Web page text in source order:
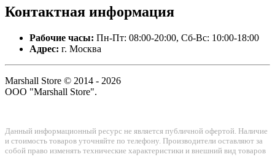
Контактная информация
Рабочие часы: Пн-Пт: 08:00-20:00, Сб-Вс: 10:00-18:00
Адрес: г. Москва
Marshall Store © 2014 - 2026
ООО "Marshall Store".
Данный информационный ресурс не является публичной офертой. Наличие
и стоимость товаров уточняйте по телефону. Производители оставляют за
собой право изменять технические характеристики и внешний вид товаров